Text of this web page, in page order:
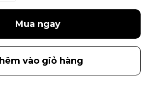
Mua ngay
vào giỏ hàng